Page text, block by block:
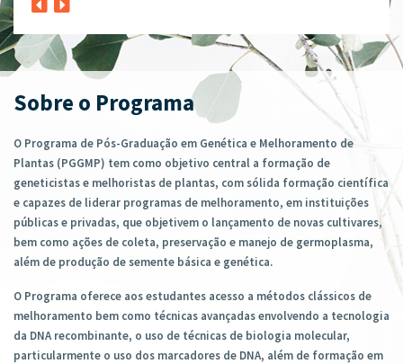
Sobre o Programa
O Programa de Pós-Graduação em Genética e Melhoramento de
Plantas (PGGMP) tem como objetivo central a formação de
geneticistas e melhoristas de plantas, com sólida formação científica
e capazes de liderar programas de melhoramento, em instituições
públicas e privadas, que objetivem o lançamento de novas cultivares,
bem como ações de coleta, preservação e manejo de germoplasma,
além de produção de semente básica e genética.
O Programa oferece aos estudantes acesso a métodos clássicos de
melhoramento bem como técnicas avançadas envolvendo a tecnologia
da DNA recombinante, o uso de técnicas de biologia molecular,
particularmente o uso dos marcadores de DNA, além de formação em